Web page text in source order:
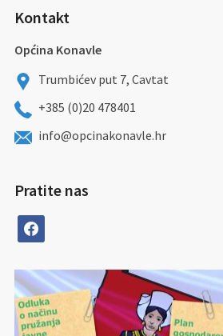
Kontakt
Općina Konavle
Trumbićev put 7, Cavtat
+385 (0)20 478401
info@opcinakonavle.hr
Pratite nas
facebook